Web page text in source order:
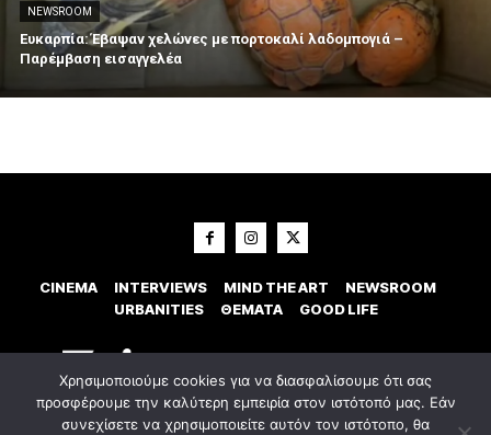
NEWSROOM
Ευκαρπία: Έβαψαν χελώνες με πορτοκαλί λαδομπογιά –
Παρέμβαση εισαγγελέα
CINEMA INTERVIEWS MIND THE ART
NEWSROOM
URBANITIES
ΘΕΜΑΤΑ GOOD LIFE
Χρησιμοποιούμε cookies για να διασφαλίσουμε ότι σας
προσφέρουμε την καλύτερη εμπειρία στον ιστότοπό μας. Εάν
συνεχίσετε να χρησιμοποιείτε αυτόν τον ιστότοπο, θα